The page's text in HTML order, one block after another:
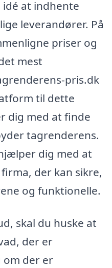
at indhente
leverandører. På
priser og
mest
pris.dk
til dette
dig med at finde
tagrenderens.
dig med at
der kan sikre,
og funktionelle.
skal du huske at
der er
om der er